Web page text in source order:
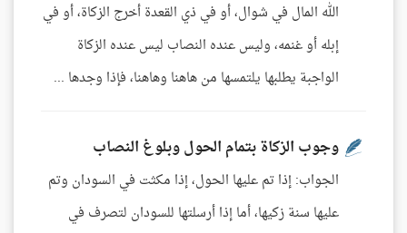
الله المال في شوال، أو في ذي القعدة أخرج الزكاة، أو في
إبله أو غنمه، وليس عنده النصاب ليس عنده الزكاة
الواجبة يطلبها يلتمسها من هاهنا وهاهنا، فإذا وجدها ...
وجوب الزكاة بتمام الحول وبلوغ النصاب
الجواب: إذا تم عليها الحول، إذا مكثت في السودان وتم
عليها سنة زكيها، أما إذا أرسلتها للسودان لتصرف في